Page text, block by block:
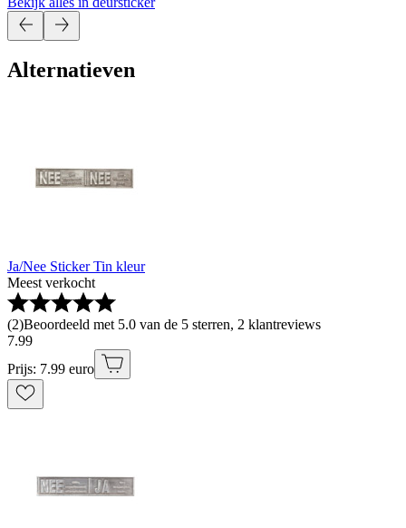
Alternatieven
Ja/Nee Sticker Tin kleur
Meest verkocht
(2)Beoordeeld met 5.0 van de 5 sterren, 2 klantreviews
7.99
Prijs: 7.99 euro